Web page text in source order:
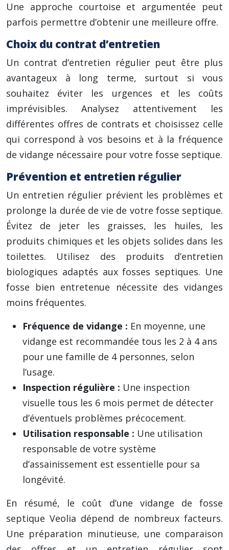
Une approche courtoise et argumentée peut
parfois permettre d’obtenir une meilleure offre.
Choix du contrat d’entretien
Un contrat d’entretien régulier peut être plus
avantageux à long terme, surtout si vous
souhaitez éviter les urgences et les coûts
imprévisibles. Analysez attentivement les
différentes offres de contrats et choisissez celle
qui correspond à vos besoins et à la fréquence
de vidange nécessaire pour votre fosse septique.
Prévention et entretien régulier
Un entretien régulier prévient les problèmes et
prolonge la durée de vie de votre fosse septique.
Évitez de jeter les graisses, les huiles, les
produits chimiques et les objets solides dans les
toilettes. Utilisez des produits d’entretien
biologiques adaptés aux fosses septiques. Une
fosse bien entretenue nécessite des vidanges
moins fréquentes.
Fréquence de vidange : En moyenne, une
vidange est recommandée tous les 2 à 4 ans
pour une famille de 4 personnes, selon
l’usage.
Inspection régulière : Une inspection
visuelle tous les 6 mois permet de détecter
d’éventuels problèmes précocement.
Utilisation responsable : Une utilisation
responsable de votre système
d’assainissement est essentielle pour sa
longévité.
En résumé, le coût d’une vidange de fosse
septique Veolia dépend de nombreux facteurs.
Une préparation minutieuse, une comparaison